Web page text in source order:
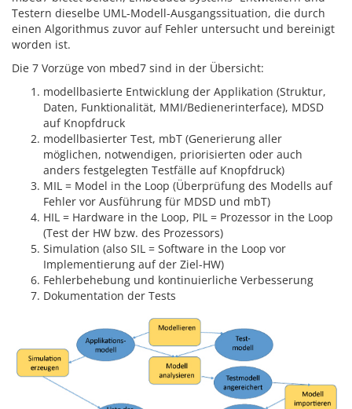
Testern dieselbe UML-Modell-Ausgangssituation, die durch
einen Algorithmus zuvor auf Fehler untersucht und bereinigt
worden ist.
Die 7 Vorzüge von mbed7 sind in der Übersicht:
modellbasierte Entwicklung der Applikation (Struktur,
Daten, Funktionalität, MMI/Bedienerinterface), MDSD
auf Knopfdruck
modellbasierter Test, mbT (Generierung aller
möglichen, notwendigen, priorisierten oder auch
anders festgelegten Testfälle auf Knopfdruck)
MIL = Model in the Loop (Überprüfung des Modells auf
Fehler vor Ausführung für MDSD und mbT)
HIL = Hardware in the Loop, PIL = Prozessor in the Loop
(Test der HW bzw. des Prozessors)
Simulation (also SIL = Software in the Loop vor
Implementierung auf der Ziel-HW)
Fehlerbehebung und kontinuierliche Verbesserung
Dokumentation der Tests